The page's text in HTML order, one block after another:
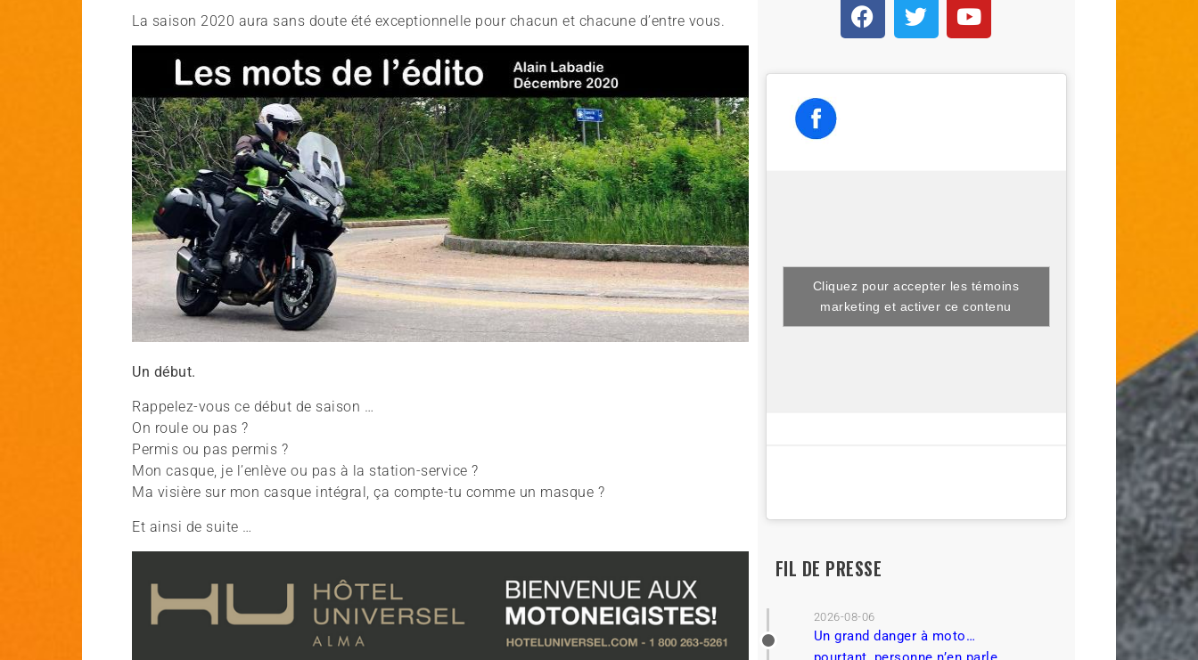
La saison 2020 aura sans doute été exceptionnelle pour chacun et chacune d’entre vous.
Un début.
Rappelez-vous ce début de saison …
On roule ou pas ?
Permis ou pas permis ?
Mon casque, je l’enlève ou pas à la station-service ?
Ma visière sur mon casque intégral, ça compte-tu comme un masque ?
Et ainsi de suite …
Cliquez pour accepter les témoins
marketing et activer ce contenu
FIL DE PRESSE
2026-08-06
Un grand danger à moto…